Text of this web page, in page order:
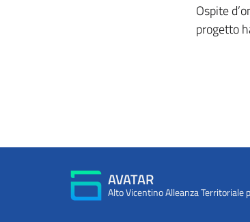
Ospite
progetto
AVATAR
Alto Vicentino Alleanza Territoriale